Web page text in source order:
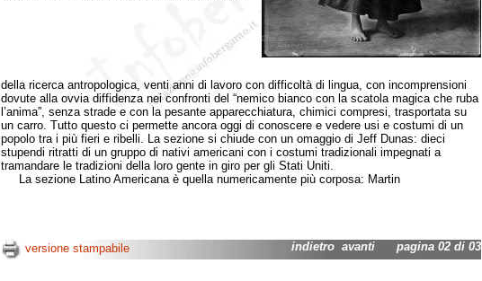
della ricerca antropologica, venti anni di lavoro con difficoltà di lingua, con incomprensioni
dovute alla ovvia diffidenza nei confronti del “nemico bianco con la scatola magica che ruba
l’anima”, senza strade e con la pesante apparecchiatura, chimici compresi, trasportata su
un carro. Tutto questo ci permette ancora oggi di conoscere e vedere usi e costumi di un
popolo tra i più fieri e ribelli. La sezione si chiude con un omaggio di Jeff Dunas: dieci
stupendi ritratti di un gruppo di nativi americani con i costumi tradizionali impegnati a
tramandare le tradizioni della loro gente in giro per gli Stati Uniti.
La sezione Latino Americana è quella numericamente più corposa: Martin
versione stampabile indietro avantipagina 02 di 03